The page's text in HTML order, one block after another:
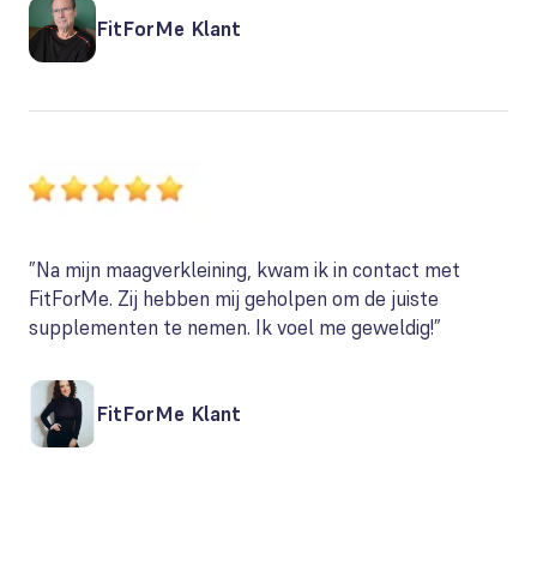
FitForMe Klant
”Na mijn maagverkleining, kwam ik in contact met
FitForMe. Zij hebben mij geholpen om de juiste
supplementen te nemen. Ik voel me geweldig!”
FitForMe Klant